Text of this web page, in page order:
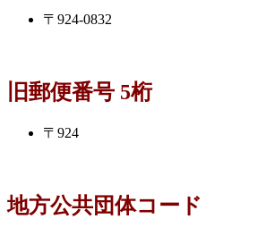
〒924-0832
旧郵便番号 5桁
〒924
地方公共団体コード